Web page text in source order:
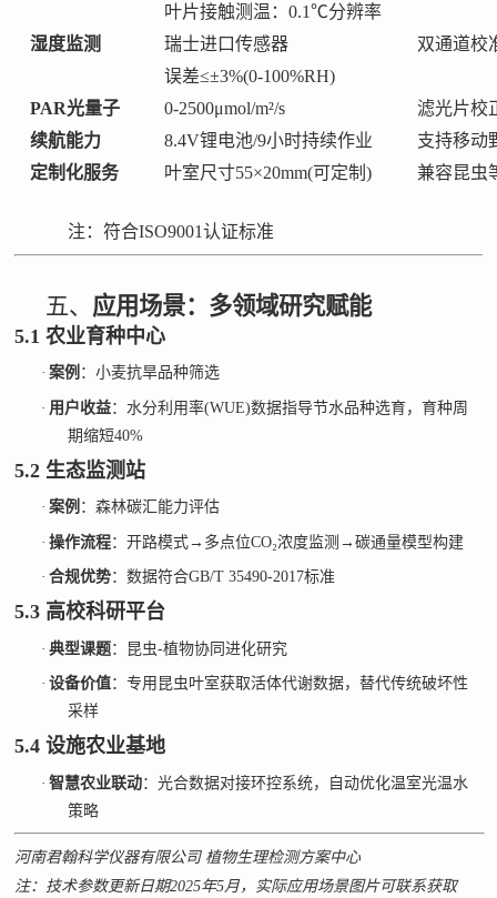
叶片接触测温：0.1℃分辨率
湿度监测
瑞士进口传感器
双通道校
误差≤±3%(0-100%RH)
PAR光量子
0-2500μmol/m²/s
滤光片校
续航能力
8.4V锂电池/9小时持续作业
支持移动
定制化服务
叶室尺寸55×20mm(可定制) 兼容昆虫
注：符合ISO9001认证标准
五、 应用场景：多领域研究赋能
5.1 农业育种中心
·案例 ：小麦抗旱品种筛选
· 用户收益：水分利用率(WUE)数据指导节水品种选育，育种周
期缩短40%
5.2 生态监测站
·案例 ：森林碳汇能力评估
·操作流程：开路模式→ 多点位CO₂浓度监测 →碳通量模型构建
·合规优势：数据符合GB/T 35490-2017标准
5.3 高校科研平台
·典型课题：昆虫-植物协同进化研究
·设备价值：专用昆虫叶室获取活体代谢数据，替代传统破坏性
采样
5.4 设施农业基地
·智慧农业联动：光合数据对接环控系统，自动优化温室光温水
策略
河南君翰科学仪器有限公司 植物生理检测方案中心
注：技术参数更新日期2025年5月，实际应用场景图片可联系获取